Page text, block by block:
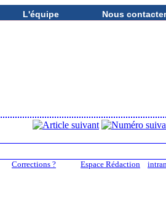
L'équipe Nous contacter
Espace Rédaction
Corrections ?